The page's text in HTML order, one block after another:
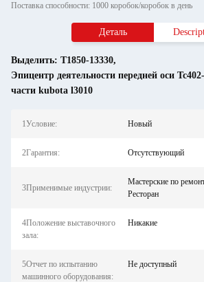
Поставка способности: 1000 коробок/коробок в день
Деталь
Выделить: T1850-13330,
Эпицентр деятельности передней оси
части kubota l3010
1Условие: Новый
2Гарантия: Отсутствующий
3Применимые индустрии:
Мастерские по
Ресторан
4Положение выставочного
зала:
Никакие
5Отчет по испытанию
машинного оборудования:
Не доступный